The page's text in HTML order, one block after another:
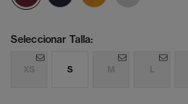
Seleccionar Talla:
XS S M L